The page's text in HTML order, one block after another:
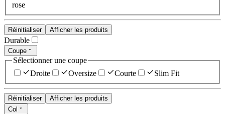
rose
Réinitialiser Afficher les produits
Durable
Coupe
Sélectionner une coupe
Droite
Oversize Courte Slim Fit
Réinitialiser
Afficher les produits
Col